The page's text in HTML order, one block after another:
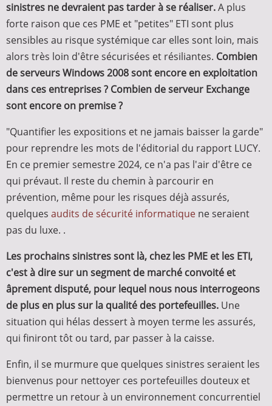
sinistres ne devraient pas tarder à se réaliser.A plus
forte raison que ces PME et "petites" ETI sont plus
sensibles au risque systémique car elles sont loin, mais
alors très loin d'être sécurisées et résiliantes. Combien
de serveurs Windows 2008 sont encore en exploitation
dans ces entreprises ? Combien de serveur Exchange
sont encore on premise ?
"Quantifier les expositions et ne jamais baisser la garde"
pour reprendre les mots de l'éditorial du rapport LUCY.
En ce premier semestre 2024, ce n'a pas l'air d'être ce
qui prévaut. Il reste du chemin à parcourir en
prévention, même pour les risques déjà assurés,
quelques audits de sécurité informatique ne seraient
pas du luxe. .
Les prochains sinistres sont là, chez les PME et les ETI,
c'est à dire sur un segment de marché convoité et
âprement disputé, pour lequel nous nous interrogeons
de plus en plus sur la qualité des portefeuilles. Une
situation qui hélas dessert à moyen terme les assurés,
qui finiront tôt ou tard, par passer à la caisse.
Enfin, il se murmure que quelques sinistres seraient les
bienvenus pour nettoyer ces portefeuilles douteux et
permettre un retour à un environnement concurrentiel